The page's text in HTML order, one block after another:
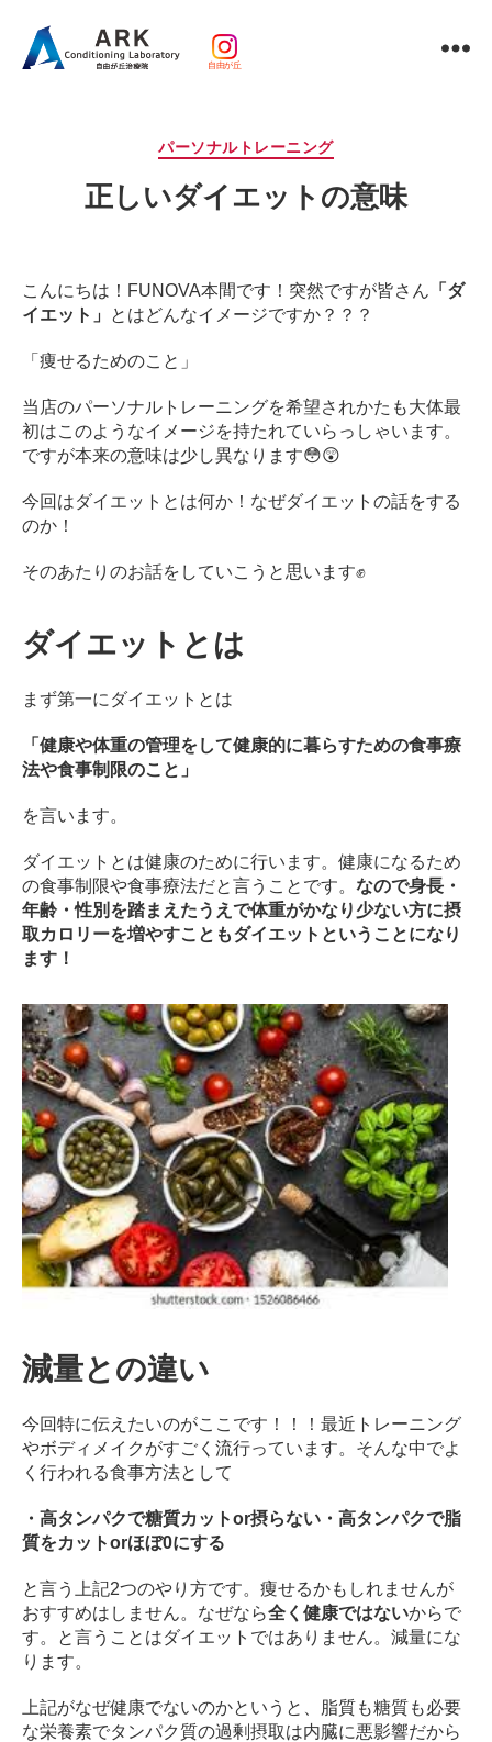
ン
グ
体・
鍼
灸・
マ
ッ
サ
ー
ジ
｜
療
家
行
う
治
療
の
た
め
の
ア
ー
ク
コ
ン
デ
ィ
シ
ョ
ニ
ン
グ
自
由
が
丘
自由が丘
カ
ゴ
パーソナルトレーニング
正しいダイエットの意味
こんにちは！FUNOVA本間です！ 突然ですが皆さん 「ダ
イエット」
とはどんなイメージですか？？？
「痩せるためのこと」
当店のパーソナルトレーニングを希望されかたも大体最
初はこのようなイメージを持たれていらっしゃいます。
ですが本来の意味は少し異なります😳😲
今回はダイエットとは何か！ なぜダイエットの話をする
のか！
そのあたりのお話をしていこうと思います✊
ダイエットとは
まず第一にダイエットとは
「健康や体重の管理をして健康的に暮らすための食事療
法や食事制限のこと」
を言います。
ダイエットとは健康のために行います。 健康になるため
の食事制限や食事療法だと言うことです。 なので身長・
年齢・性別を踏まえたうえで体重がかなり少ない方に摂
取カロリーを増やすこともダイエットということになり
ます！
減量との違い
今回特に伝えたいのがここです！！！ 最近トレーニング
やボディメイクがすごく流行っています。 そんな中でよ
く行われる食事方法として
・高タンパクで糖質カットor摂らない ・高タンパクで脂
質をカットorほぼ0にする
と言う上記2つのやり方です。 痩せるかもしれませんが
おすすめはしません。 なぜなら全く健康ではないからで
す。
と言うことはダイエットではありません。 減量にな
ります。
上記がなぜ健康でないのかというと、脂質も糖質も必要
な栄養素でタンパク質の過剰摂取は内臓に悪影響だから